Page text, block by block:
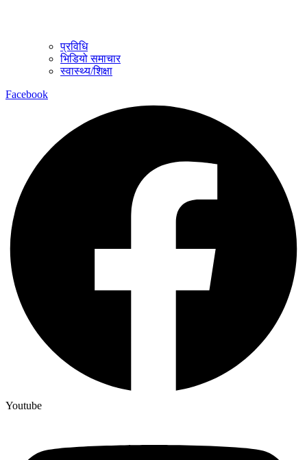
प्रविधि
भिडियो समाचार
स्वास्थ्य/शिक्षा
Facebook
Youtube